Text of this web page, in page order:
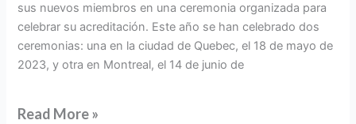
sus nuevos miembros en una ceremonia organizada para
celebrar su acreditación. Este año se han celebrado dos
ceremonias: una en la ciudad de Quebec, el 18 de mayo de
2023, y otra en Montreal, el 14 de junio de
Read More »